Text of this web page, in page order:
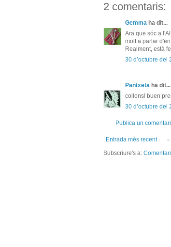
2 comentaris:
Gemma ha dit...
Ara que sóc a
molt a parlar
Realment, està
30 d’octubre del
Pantxeta ha dit...
collons! buen
30 d’octubre del
Publica un
Entrada més recent
Subscriure's a: